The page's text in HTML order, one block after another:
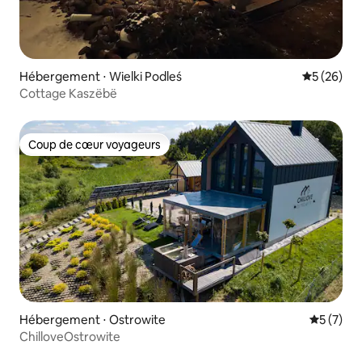
Hébergement ⋅ Wielki Podleś
5 (26)
Cottage Kaszëbë
Coup de cœur voyageurs
Coup de cœur voyageurs
Hébergement ⋅ Ostrowite
5 (7)
ChilloveOstrowite